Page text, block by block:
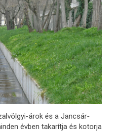
árok és a Jancsár-
évben takarítja és kotorja